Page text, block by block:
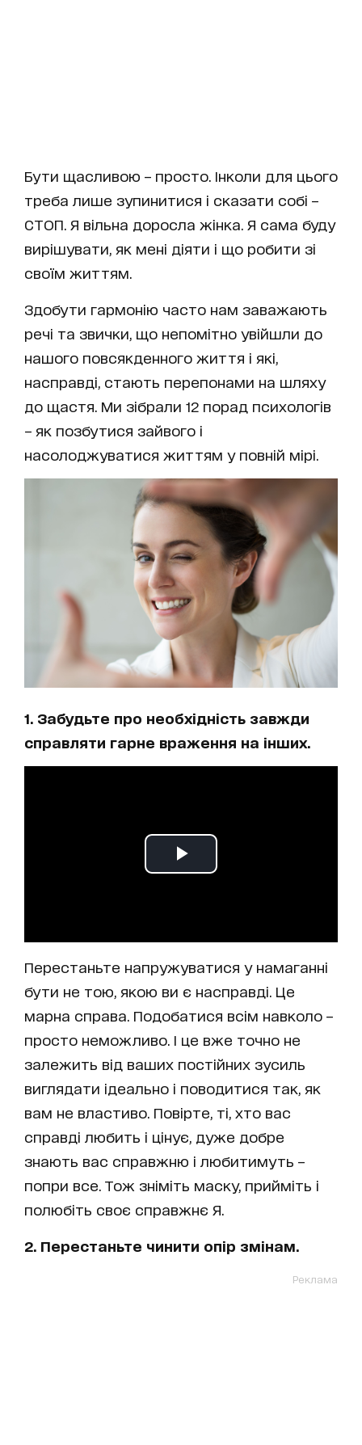
Бути щасливою – просто. Інколи для цього
треба лише зупинитися і сказати собі –
СТОП. Я вільна доросла жінка. Я сама буду
вирішувати, як мені діяти і що робити зі
своїм життям.
Здобути гармонію часто нам заважають
речі та звички, що непомітно увійшли до
нашого повсякденного життя і які,
насправді, стають перепонами на шляху
до щастя. Ми зібрали 12 порад психологів
– як позбутися зайвого і
насолоджуватися життям у повній мірі.
1. Забудьте про необхідність завжди
справляти гарне враження на інших.
Перестаньте напружуватися у намаганні
бути не тою, якою ви є насправді. Це
марна справа. Подобатися всім навколо –
просто неможливо. І це вже точно не
залежить від ваших постійних зусиль
виглядати ідеально і поводитися так, як
вам не властиво. Повірте, ті, хто вас
справді любить і цінує, дуже добре
знають вас справжню і любитимуть –
попри все. Тож зніміть маску, прийміть і
полюбіть своє справжнє Я.
2. Перестаньте чинити опір змінам.
Реклама